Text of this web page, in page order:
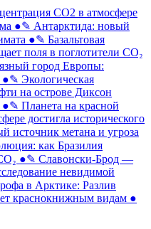
CO2 в атмосфере
●✎ Антарктида: новый
●✎ Базальтовая
поля в поглотители CO₂
город Европы:
●✎ Экологическая
на острове Диксон
●✎ Планета на красной
достигла исторического
источник метана и угроза
как Бразилия
●✎ Славонски-Брод —
невидимой
в Арктике: Разлив
краснокнижным видам ●